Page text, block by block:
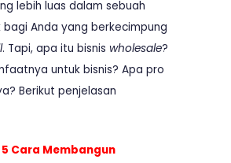
lebih luas dalam sebuah
bagi Anda yang berkecimpung
. Tapi, apa itu bisnis wholesale?
untuk bisnis? Apa pro
Berikut penjelasan
5 Cara Membangun